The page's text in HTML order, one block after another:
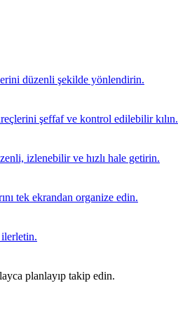
düzenli şekilde yönlendirin.
şeffaf ve kontrol edilebilir kılın.
izlenebilir ve hızlı hale getirin.
tek ekrandan organize edin.
planlayıp takip edin.